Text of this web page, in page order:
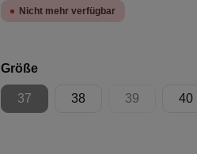
Nicht mehr verfügbar
Größeauswählen
37
(Diese Option ist zurzeit nicht
38 39
(Diese
40